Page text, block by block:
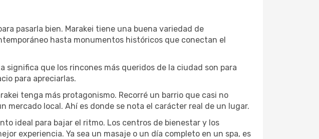
pasarla bien. Marakei tiene una buena variedad de
hasta monumentos históricos que conectan el
significa que los rincones más queridos de la ciudad son para
para apreciarlas.
tenga más protagonismo. Recorré un barrio que casi no
mercado local. Ahí es donde se nota el carácter real de un lugar.
ideal para bajar el ritmo. Los centros de bienestar y los
experiencia. Ya sea un masaje o un día completo en un spa, es